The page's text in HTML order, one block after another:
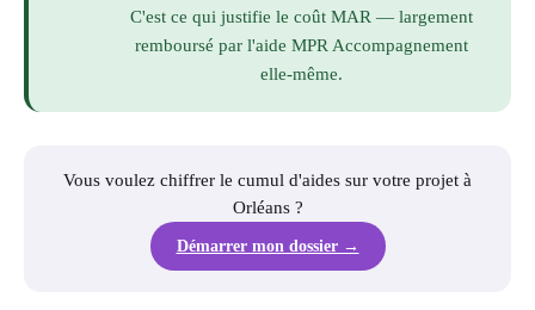
C'est ce qui justifie le coût MAR — largement
remboursé par l'aide MPR Accompagnement
elle-même.
Vous voulez chiffrer le cumul d'aides sur votre projet à
Orléans ?
Démarrer mon dossier →